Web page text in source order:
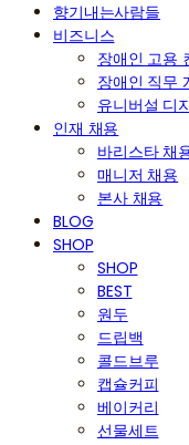
향기내는사람들
비즈니스
장애인 고용
장애인 직무
유니버설 디
인재 채용
바리스타 채
매니저 채용
본사 채용
BLOG
SHOP
SHOP
BEST
원두
드립백
콜드브루
캡슐커피
베이커리
선물세트